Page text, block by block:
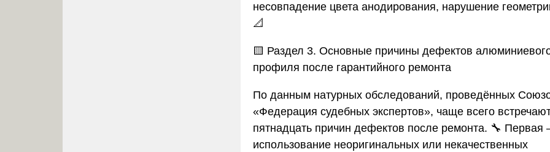
несовпадение цвета анодирования, нарушение
📐
🟨 Раздел 3. Основные причины дефектов
профиля после гарантийного ремонта
По данным натурных обследований, проведённых
«Федерация судебных экспертов», чаще всего
пятнадцать причин дефектов после ремонта. 🔧 Первая
использование неоригинальных или некачественных